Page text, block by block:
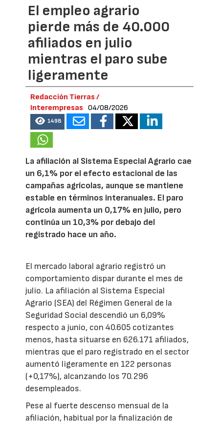
El empleo agrario
pierde más de 40.000
afiliados en julio
mientras el paro sube
ligeramente
Redacción Tierras /
Interempresas
04/08/2026
1498
La afiliación al Sistema Especial Agrario cae
un 6,1% por el efecto estacional de las
campañas agrícolas, aunque se mantiene
estable en términos interanuales. El paro
agrícola aumenta un 0,17% en julio, pero
continúa un 10,3% por debajo del
registrado hace un año.
El mercado laboral agrario registró un
comportamiento dispar durante el mes de
julio. La afiliación al Sistema Especial
Agrario (SEA) del Régimen General de la
Seguridad Social descendió un 6,09%
respecto a junio, con 40.605 cotizantes
menos, hasta situarse en 626.171 afiliados,
mientras que el paro registrado en el sector
aumentó ligeramente en 122 personas
(+0,17%), alcanzando los 70.296
desempleados.
Pese al fuerte descenso mensual de la
afiliación, habitual por la finalización de